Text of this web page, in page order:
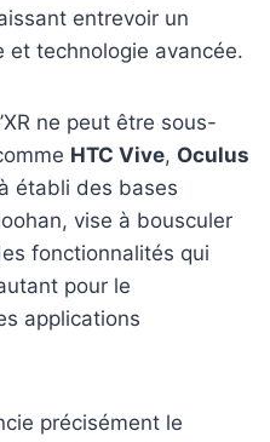
entrevoir un
et technologie avancée.
ne peut être sous-
HTC Vive, Oculus
établi des bases
vise à bousculer
fonctionnalités qui
pour le
applications
précisément le